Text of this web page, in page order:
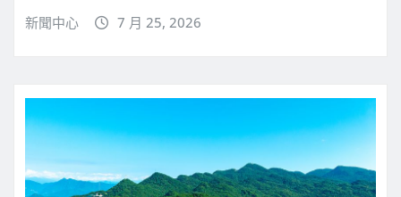
新聞中心 7 月 25, 2026